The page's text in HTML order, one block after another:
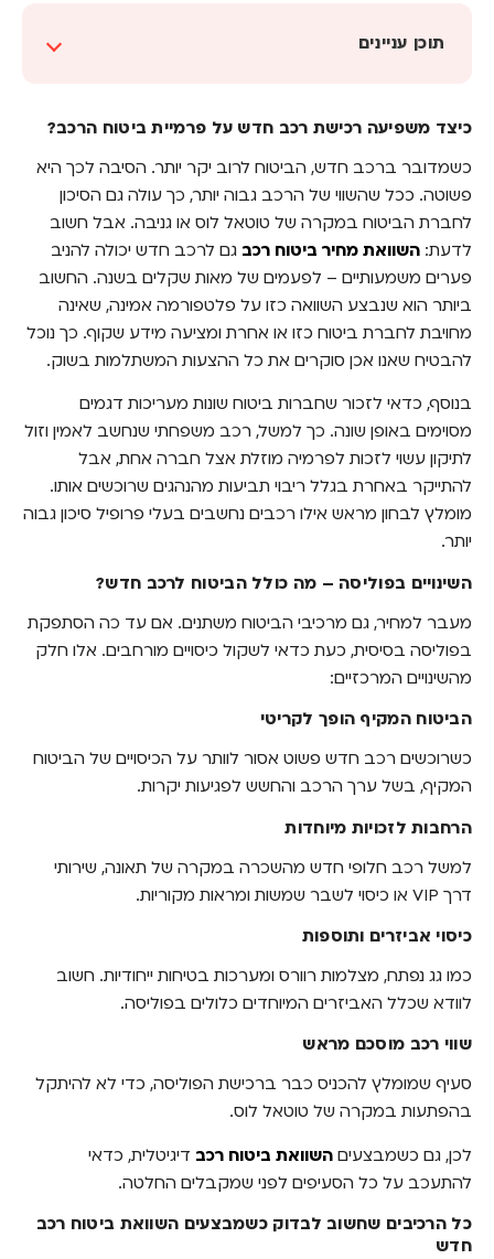
תוכן עניינים
השינויים בפוליסה – מה כולל הביטוח לרכב חדש?
כל הרכיבים שחשוב לבדוק כשמבצעים השוואת
ביטוח רכב חדש
חשוב לא פחות לבחון מה לא נכלל בביטוח
לוודא שמבצעים השוואת ביטוח רכב לפי מודל
הרכישה
כיצד משפיעה רכישת רכב חדש על פרמיית ביטוח הרכב?
כשמדובר ברכב חדש, הביטוח לרוב יקר יותר. הסיבה לכך היא
פשוטה. ככל שהשווי של הרכב גבוה יותר, כך עולה גם הסיכון
לחברת הביטוח במקרה של טוטאל לוס או גניבה. אבל חשוב
לדעת: השוואת מחיר ביטוח רכב גם לרכב חדש יכולה להניב
פערים משמעותיים – לפעמים של מאות שקלים בשנה. החשוב
ביותר הוא שנבצע השוואה כזו על פלטפורמה אמינה, שאינה
מחויבת לחברת ביטוח כזו או אחרת ומציעה מידע שקוף. כך נוכל
להבטיח שאנו אכן סוקרים את כל ההצעות המשתלמות בשוק.
בנוסף, כדאי לזכור שחברות ביטוח שונות מעריכות דגמים
מסוימים באופן שונה. כך למשל, רכב משפחתי שנחשב לאמין וזול
לתיקון עשוי לזכות לפרמיה מוזלת אצל חברה אחת, אבל
להתייקר באחרת בגלל ריבוי תביעות מהנהגים שרוכשים אותו.
מומלץ לבחון מראש אילו רכבים נחשבים בעלי פרופיל סיכון גבוה
יותר.
השינויים בפוליסה – מה כולל הביטוח לרכב חדש?
מעבר למחיר, גם מרכיבי הביטוח משתנים. אם עד כה הסתפקת
בפוליסה בסיסית, כעת כדאי לשקול כיסויים מורחבים. אלו חלק
מהשינויים המרכזיים:
הביטוח המקיף הופך לקריטי
כשרוכשים רכב חדש פשוט אסור לוותר על הכיסויים של הביטוח
המקיף, בשל ערך הרכב והחשש לפגיעות יקרות.
הרחבות לזכויות מיוחדות
למשל רכב חלופי חדש מהשכרה במקרה של תאונה, שירותי
דרך VIP או כיסוי לשבר שמשות ומראות מקוריות.
כיסוי אביזרים ותוספות
כמו גג נפתח, מצלמות רוורס ומערכות בטיחות ייחודיות. חשוב
לוודא שכלל האביזרים המיוחדים כלולים בפוליסה.
שווי רכב מוסכם מראש
סעיף שמומלץ להכניס כבר ברכישת הפוליסה, כדי לא להיתקל
בהפתעות במקרה של טוטאל לוס.
לכן, גם כשמבצעים השוואת ביטוח רכב דיגיטלית, כדאי
להתעכב על כל הסעיפים לפני שמקבלים החלטה.
כל הרכיבים שחשוב לבדוק כשמבצעים השוואת ביטוח רכב
חדש